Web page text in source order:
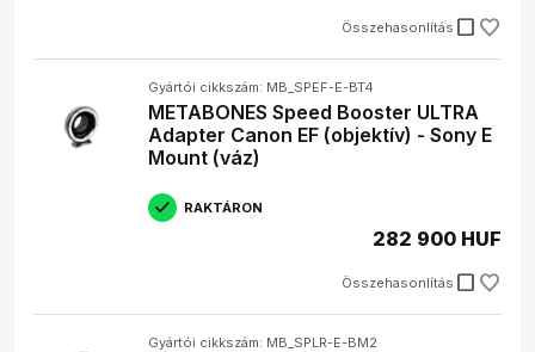
Összehasonlítás check_box_outline_blank
Gyártói cikkszám: MB_SPEF-E-BT4
METABONES Speed Booster ULTRA
Adapter Canon EF (objektív) - Sony E
Mount (váz)
RAKTÁRON
Összehasonlítás check_box_outline_blank
282 900 HUF
Gyártói cikkszám: MB_SPLR-E-BM2